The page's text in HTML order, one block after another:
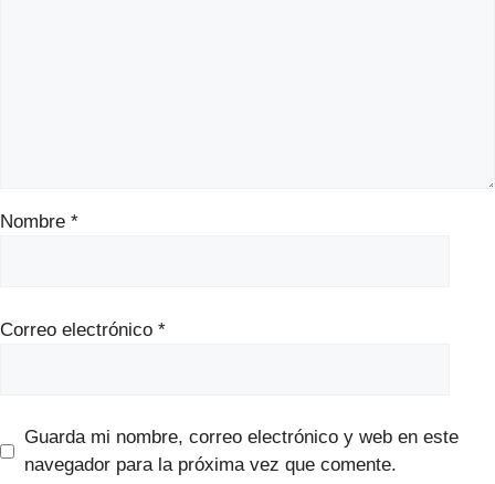
Nombre *
Correo electrónico *
Guarda mi nombre, correo electrónico y web en este
navegador para la próxima vez que comente.